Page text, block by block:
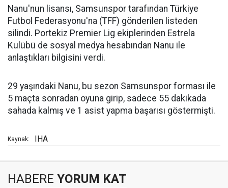
Nanu'nun lisansı, Samsunspor tarafından Türkiye
Futbol Federasyonu'na (TFF) gönderilen listeden
silindi. Portekiz Premier Lig ekiplerinden Estrela
Kulübü de sosyal medya hesabından Nanu ile
anlaştıkları bilgisini verdi.
29 yaşındaki Nanu, bu sezon Samsunspor forması ile
5 maçta sonradan oyuna girip, sadece 55 dakikada
sahada kalmış ve 1 asist yapma başarısı göstermişti.
Kaynak: IHA
HABERE YORUM KAT